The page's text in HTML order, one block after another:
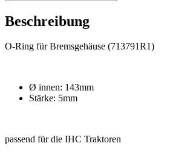
Beschreibung
O-Ring für Bremsgehäuse (713791R1)
Ø innen: 143mm
Stärke: 5mm
passend für die IHC Traktoren